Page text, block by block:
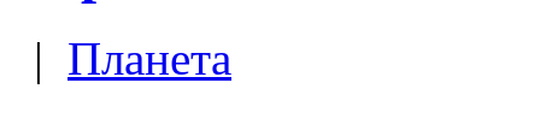
| Планета